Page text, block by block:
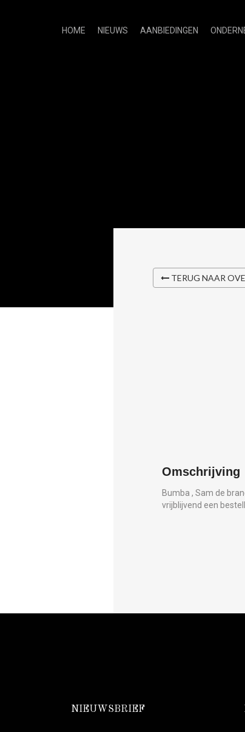
HOME NIEUWS AANBIEDINGEN
TERUG NAAR
Omschrijving
Bumba , Sam de
vrijblijvend een
NIEUWSBRIEF